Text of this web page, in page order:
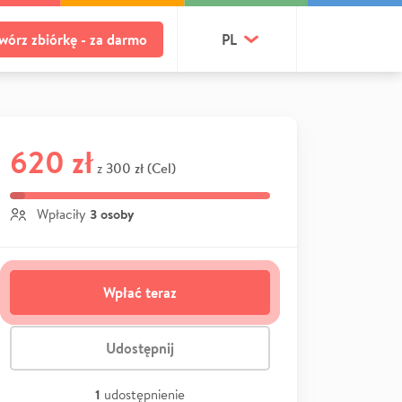
zbiórkę - za darmo PL
620 zł z 300 zł (Cel)
Wpłaciły 3 osoby
Wpłać teraz
Udostępnij
1 udostępnienie